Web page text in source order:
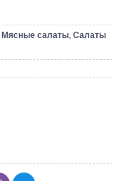
Мясные салаты, Салаты